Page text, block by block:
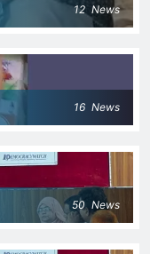
12 News
16 News
50 News